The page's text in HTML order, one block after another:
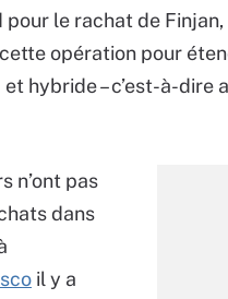
le rachat de
opération pour
hybride – c’est-à-dire
n’ont pas
dans
il y a